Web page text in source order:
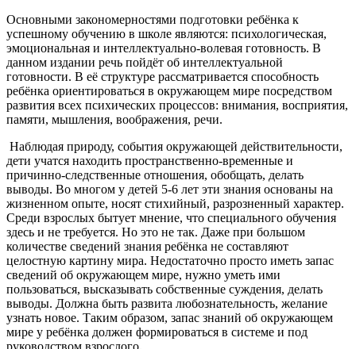
Основными закономерностями подготовки ребёнка к
успешному обучению в школе являются: психологическая,
эмоциональная и интеллектуально-волевая готовность. В
данном издании речь пойдёт об интеллектуальной
готовности. В её структуре рассматривается способность
ребёнка ориентироваться в окружающем мире посредством
развития всех психических процессов: внимания, восприятия,
памяти, мышления, воображения, речи.
Наблюдая природу, события окружающей действительности,
дети учатся находить пространственно-временные и
причинно-следственные отношения, обобщать, делать
выводы. Во многом у детей 5-6 лет эти знания основаны на
жизненном опыте, носят стихийный, разрозненный характер.
Среди взрослых бытует мнение, что специального обучения
здесь и не требуется. Но это не так. Даже при большом
количестве сведений знания ребёнка не составляют
целостную картину мира. Недостаточно просто иметь запас
сведений об окружающем мире, нужно уметь ими
пользоваться, высказывать собственные суждения, делать
выводы. Должна быть развита любознательность, желание
узнать новое. Таким образом, запас знаний об окружающем
мире у ребёнка должен формироваться в системе и под
руководством взрослого.